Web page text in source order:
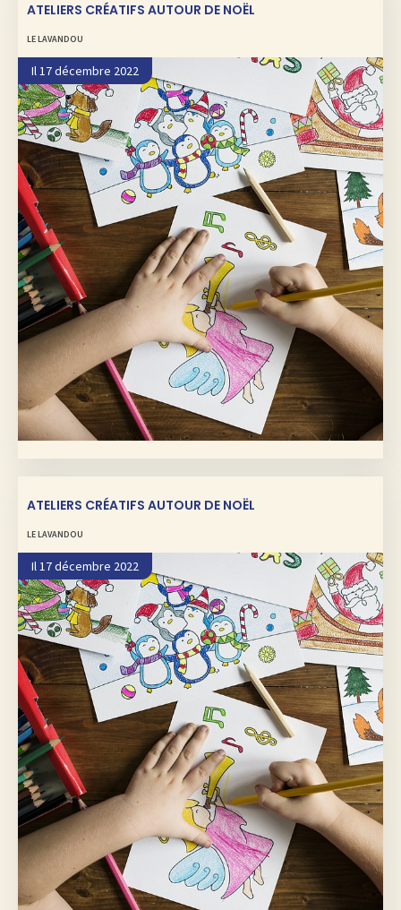
ATELIERS CRÉATIFS AUTOUR DE NOËL
LE LAVANDOU
Il 17 décembre 2022
ATELIERS CRÉATIFS AUTOUR DE NOËL
LE LAVANDOU
Il 17 décembre 2022